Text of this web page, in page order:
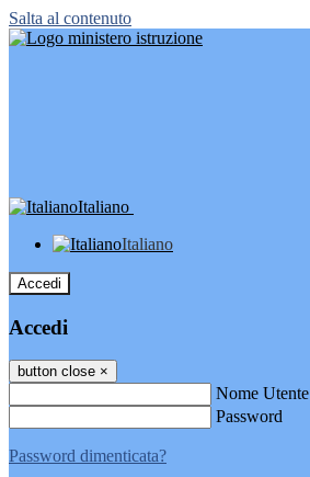
Salta al contenuto
Italiano
Italiano
Accedi
Accedi
button close ×
Nome Utente
Password
Password dimenticata?